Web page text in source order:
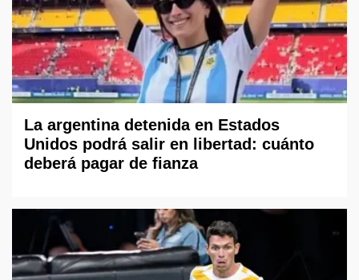
La argentina detenida en Estados
Unidos podrá salir en libertad: cuánto
deberá pagar de fianza